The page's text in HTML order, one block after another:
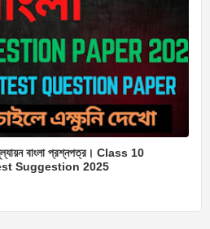
মূল্যায়ন বাংলা প্রশ্নপত্র। Class 10
Suggestion 2025